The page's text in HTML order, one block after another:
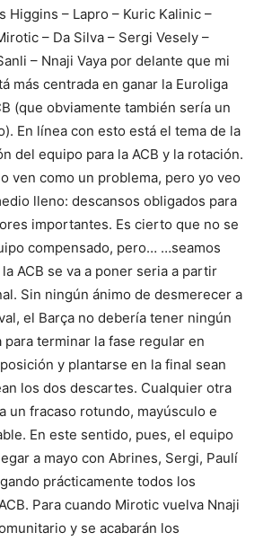
Higgins – Lapro – Kuric Kalinic –
– Da Silva – Sergi Vesely –
– Nnaji Vaya por delante que mi
más centrada en ganar la Euroliga
(que obviamente también sería un
En línea con esto está el tema de la
del equipo para la ACB y la rotación.
ven como un problema, pero yo veo
lleno: descansos obligados para
importantes. Es cierto que no se
compensado, pero… …seamos
ACB se va a poner seria a partir
Sin ningún ánimo de desmerecer a
el Barça no debería tener ningún
para terminar la fase regular en
y plantarse en la final sean
los dos descartes. Cualquier otra
un fracaso rotundo, mayúsculo e
En este sentido, pues, el equipo
a mayo con Abrines, Sergi, Paulí
prácticamente todos los
Para cuando Mirotic vuelva Nnaji
y se acabarán los